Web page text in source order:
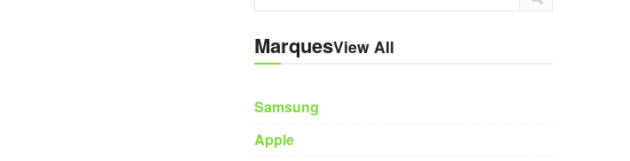
MarquesView All
Samsung
Apple